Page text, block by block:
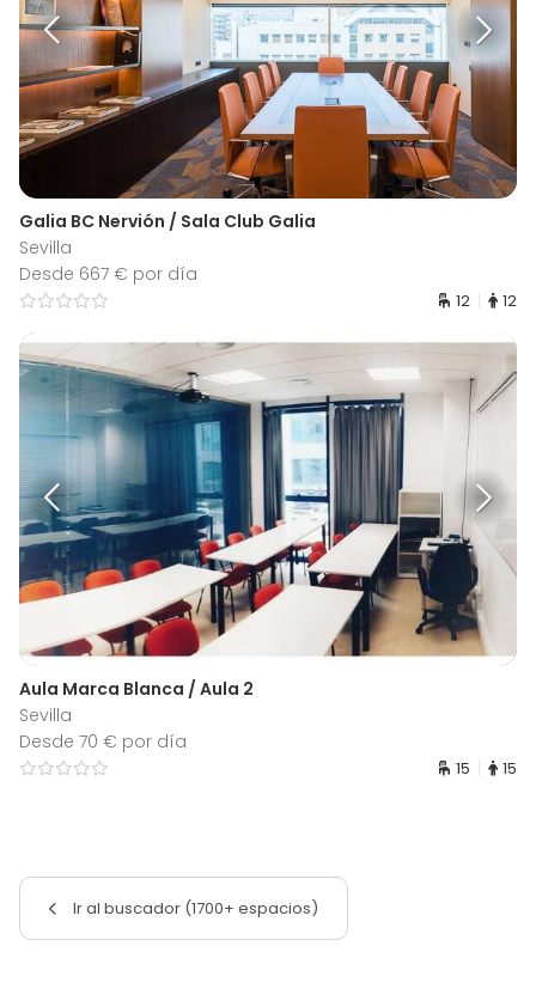
Galia BC Nervión / Sala Club Galia
Sevilla
Desde 667 € por día
12 12
Aula Marca Blanca / Aula 2
Sevilla
Desde 70 € por día
15 15
Ir al buscador (1700+ espacios)